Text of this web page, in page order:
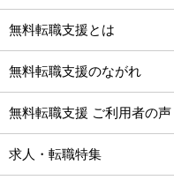
無料転職支援とは
無料転職支援のながれ
無料転職支援 ご利用者の声
求人・転職特集